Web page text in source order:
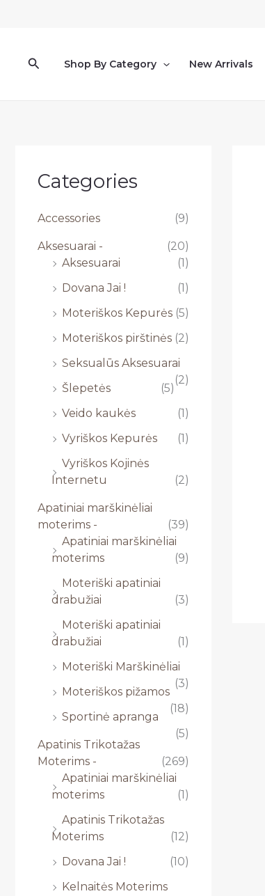
PaieškaShop By Category New Arrivals
Categories
Accessories (9)
Aksesuarai -
(20)
Aksesuarai
(1)
Dovana Jai !
(1)
Moteriškos Kepurės (5)
Moteriškos pirštinės (2)
Seksualūs Aksesuarai
(2)
Šlepetės
(5)
Veido kaukės
(1)
Vyriškos Kepurės
(1)
Vyriškos Kojinės
Internetu
(2)
Apatiniai marškinėliai
moterims -
(39)
Apatiniai marškinėliai
moterims
(9)
Moteriški apatiniai
drabužiai
(3)
Moteriški apatiniai
drabužiai
(1)
Moteriški Marškinėliai
(3)
Moteriškos pižamos
(18)
Sportinė apranga
(5)
Apatinis Trikotažas
Moterims -
(269)
Apatiniai marškinėliai
moterims
(1)
Apatinis Trikotažas
Moterims
(12)
Dovana Jai !
(10)
Kelnaitės Moterims